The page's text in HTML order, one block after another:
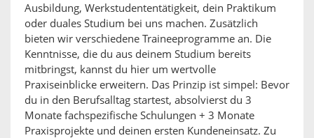
Ausbildung, Werkstudententätigkeit, dein Praktikum
oder duales Studium bei uns machen. Zusätzlich
bieten wir verschiedene Traineeprogramme an. Die
Kenntnisse, die du aus deinem Studium bereits
mitbringst, kannst du hier um wertvolle
Praxiseinblicke erweitern. Das Prinzip ist simpel: Bevor
du in den Berufsalltag startest, absolvierst du 3
Monate fachspezifische Schulungen + 3 Monate
Praxisprojekte und deinen ersten Kundeneinsatz. Zu